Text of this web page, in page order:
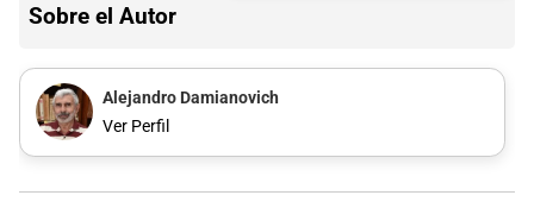
Sobre el Autor
Alejandro Damianovich
Ver Perfil